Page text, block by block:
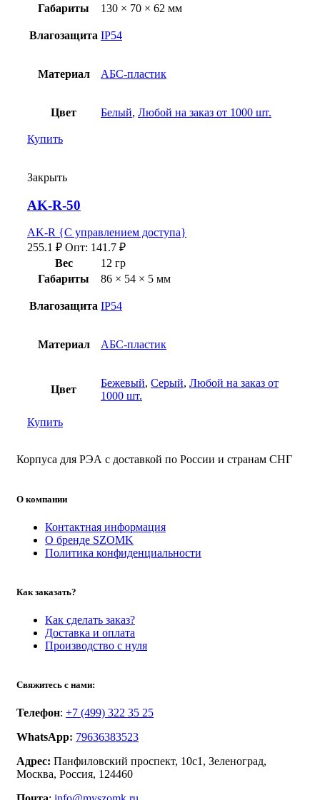
Габариты
130 × 70 × 62 мм
Влагозащита IP54
Материал АБС-пластик
Цвет Белый, Любой на заказ от 1000 шт.
Купить
Закрыть
AK-R-50
AK-R {С управлением доступа}
255.1 ₽ Опт: 141.7 ₽
Вес
12 гр
Габариты
86 × 54 × 5 мм
Влагозащита IP54
Материал АБС-пластик
Цвет
Бежевый, Серый, Любой на заказ от
1000 шт.
Купить
Корпуса для РЭА с доставкой по России и странам СНГ
О компании
Контактная информация
О бренде SZOMK
Политика конфиденциальности
Как заказать?
Как сделать заказ?
Доставка и оплата
Производство с нуля
Свяжитесь с нами:
Телефон: +7 (499) 322 35 25
WhatsApp: 79636383523
Адрес: Панфиловский проспект, 10с1, Зеленоград,
Москва, Россия, 124460